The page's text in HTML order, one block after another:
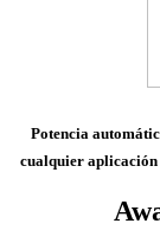
Potencia
cualquier aplicación